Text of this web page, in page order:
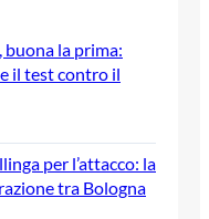
buona la prima:
il test contro il
per l’attacco: la
tra Bologna